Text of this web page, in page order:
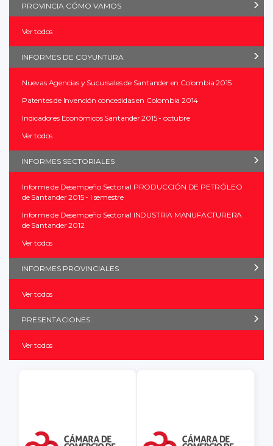
PROVINCIA CÓMO VAMOS
Ver todos
INFORMES DE COYUNTURA
Nuevas Agencias y Sucursales de Santander en Colombia 2015
Patentes de Invención concedidas en Colombia 2014
Indicadores Económicos Santander 2015 - octubre
Ver todos
INFORMES SECTORIALES
Informe de Desempeño Sectorial PRODUCCIÓN DE PETRÓLEO
de Santander 2015 - I semestre
Informe de Desempeño Sectorial INDUSTRIA MANUFACTURERA
de Santander 2012
Ver todos
INFORMES PROVINCIALES
Ver todos
PRESENTACIONES
Ver todos